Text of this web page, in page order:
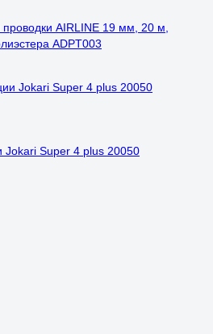
AIRLINE 19 мм, 20 м,
ADPT003
Jokari Super 4 plus 20050